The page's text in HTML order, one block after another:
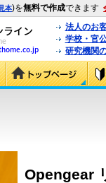
見本)を無料で作成できます
法人のお
学校・官
研究機関
Opengear